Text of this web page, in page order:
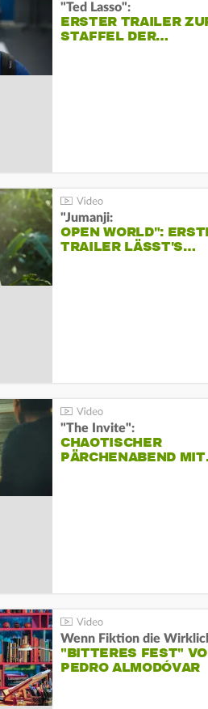
"Ted Lasso":
ERSTER TRAILER
STAFFEL DER…
"Jumanji:
OPEN WORLD":
TRAILER LÄSST'S…
"The Invite":
CHAOTISCHER
PÄRCHENABEND
"BITTERES FEST"
PEDRO ALMODÓVAR